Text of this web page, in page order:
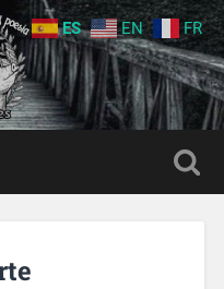
ES EN FR